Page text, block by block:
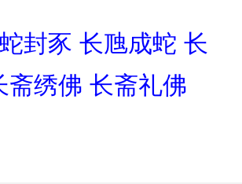
封豕 长虺成蛇 长
斋绣佛 长斋礼佛